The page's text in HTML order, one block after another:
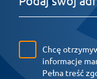
Chcę
informacje
Pełna treść